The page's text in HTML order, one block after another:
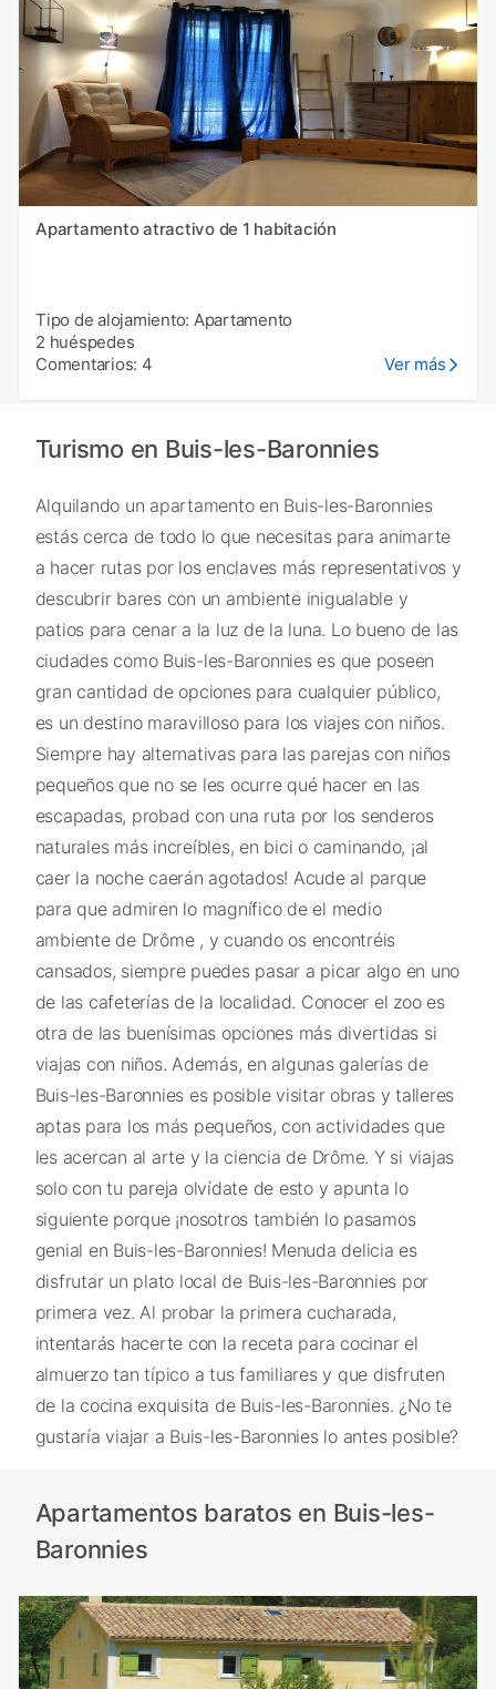
Apartamento atractivo de 1 habitación
Tipo de alojamiento: Apartamento
2 huéspedes
Comentarios: 4
Ver más
Turismo en Buis-les-Baronnies
Alquilando un apartamento en Buis-les-Baronnies
estás cerca de todo lo que necesitas para animarte
a hacer rutas por los enclaves más representativos y
descubrir bares con un ambiente inigualable y
patios para cenar a la luz de la luna. Lo bueno de las
ciudades como Buis-les-Baronnies es que poseen
gran cantidad de opciones para cualquier público,
es un destino maravilloso para los viajes con niños.
Siempre hay alternativas para las parejas con niños
pequeños que no se les ocurre qué hacer en las
escapadas, probad con una ruta por los senderos
naturales más increíbles, en bici o caminando, ¡al
caer la noche caerán agotados! Acude al parque
para que admiren lo magnífico de el medio
ambiente de Drôme , y cuando os encontréis
cansados, siempre puedes pasar a picar algo en uno
de las cafeterías de la localidad. Conocer el zoo es
otra de las buenísimas opciones más divertidas si
viajas con niños. Además, en algunas galerías de
Buis-les-Baronnies es posible visitar obras y talleres
aptas para los más pequeños, con actividades que
les acercan al arte y la ciencia de Drôme. Y si viajas
solo con tu pareja olvídate de esto y apunta lo
siguiente porque ¡nosotros también lo pasamos
genial en Buis-les-Baronnies! Menuda delicia es
disfrutar un plato local de Buis-les-Baronnies por
primera vez. Al probar la primera cucharada,
intentarás hacerte con la receta para cocinar el
almuerzo tan típico a tus familiares y que disfruten
de la cocina exquisita de Buis-les-Baronnies. ¿No te
gustaría viajar a Buis-les-Baronnies lo antes posible?
Apartamentos baratos en Buis-les-
Baronnies